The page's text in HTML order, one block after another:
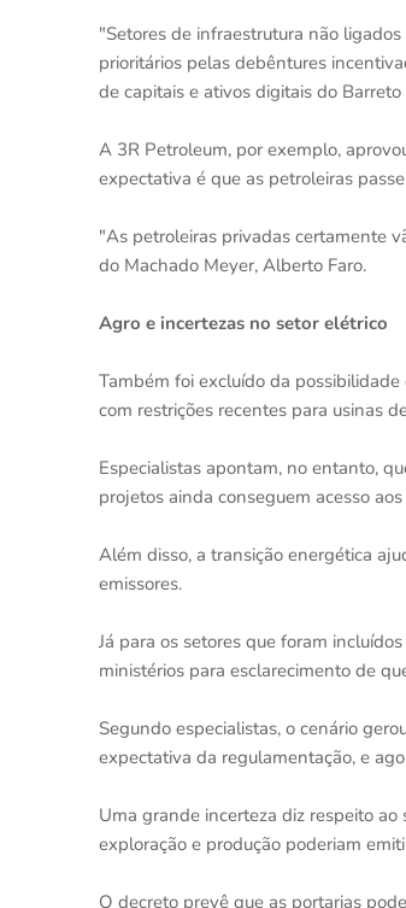
"Setores de infraestrutura não
prioritários pelas debêntures
de capitais e ativos digitais do
A 3R Petroleum, por exemplo,
expectativa é que as petroleiras
"As petroleiras privadas certamente
do Machado Meyer, Alberto Faro.
Agro e incertezas no setor elétrico
Também foi excluído da
com restrições recentes para usinas
Especialistas apontam, no entanto,
projetos ainda conseguem acesso aos
Além disso, a transição energética
emissores.
Já para os setores que foram
ministérios para esclarecimento de
Segundo especialistas, o cenário
expectativa da regulamentação, e
Uma grande incerteza diz respeito
exploração e produção poderiam
O decreto prevê que as portarias